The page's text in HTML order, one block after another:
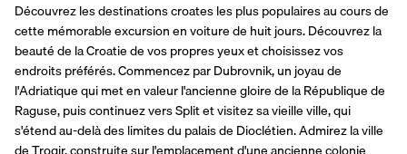
Découvrez les destinations croates les plus populaires au cours de
cette mémorable excursion en voiture de huit jours. Découvrez la
beauté de la Croatie de vos propres yeux et choisissez vos
endroits préférés. Commencez par Dubrovnik, un joyau de
l'Adriatique qui met en valeur l'ancienne gloire de la République de
Raguse, puis continuez vers Split et visitez sa vieille ville, qui
s'étend au-delà des limites du palais de Dioclétien. Admirez la ville